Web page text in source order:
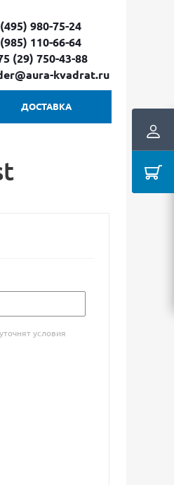
980-75-24
110-66-64
(29) ​750-43-88
kvadrat.ru
ДОСТАВКА
условия